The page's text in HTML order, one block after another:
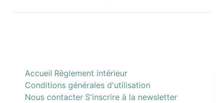
Accueil Règlement intérieur
Conditions générales d'utilisation
Nous contacter S'inscrire à la newsletter